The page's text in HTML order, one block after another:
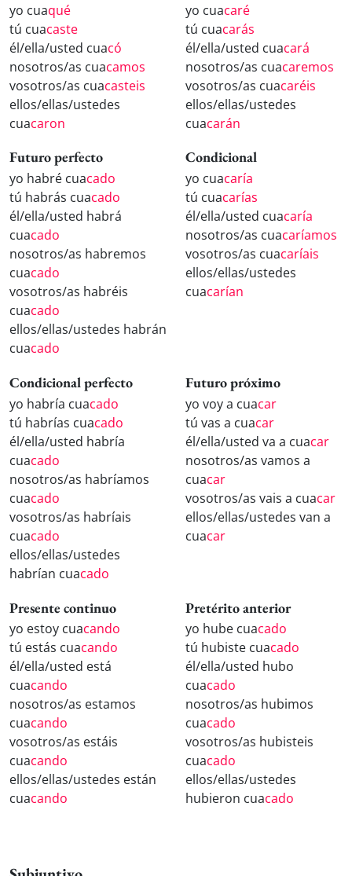
yo cuaqué
tú cuacaste
él/ella/usted cuacó
nosotros/as cuacamos
vosotros/as cuacasteis
ellos/ellas/ustedes
cuacaron
yo cuacaré
tú cuacarás
él/ella/usted cuacará
nosotros/as cuacaremos
vosotros/as cuacaréis
ellos/ellas/ustedes
cuacarán
Futuro perfecto
yo habré cuacado
tú habrás cuacado
él/ella/usted habrá
cuacado
nosotros/as habremos
cuacado
vosotros/as habréis
cuacado
ellos/ellas/ustedes habrán
cuacado
Condicional
yo cuacaría
tú cuacarías
él/ella/usted cuacaría
nosotros/as cuacaríamos
vosotros/as cuacaríais
ellos/ellas/ustedes
cuacarían
Condicional perfecto
yo habría cuacado
tú habrías cuacado
él/ella/usted habría
cuacado
nosotros/as habríamos
cuacado
vosotros/as habríais
cuacado
ellos/ellas/ustedes
habrían cuacado
Futuro próximo
yo voy a cuacar
tú vas a cuacar
él/ella/usted va a cuacar
nosotros/as vamos a
cuacar
vosotros/as vais a cuacar
ellos/ellas/ustedes van a
cuacar
Presente continuo
yo estoy cuacando
tú estás cuacando
él/ella/usted está
cuacando
nosotros/as estamos
cuacando
vosotros/as estáis
cuacando
ellos/ellas/ustedes están
cuacando
Pretérito anterior
yo hube cuacado
tú hubiste cuacado
él/ella/usted hubo
cuacado
nosotros/as hubimos
cuacado
vosotros/as hubisteis
cuacado
ellos/ellas/ustedes
hubieron cuacado